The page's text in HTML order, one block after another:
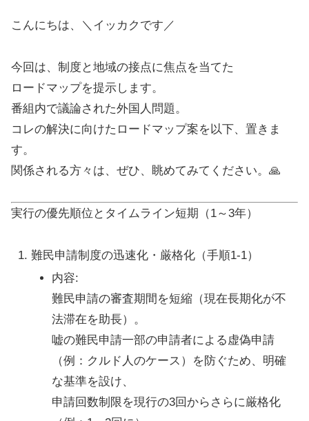
こんにちは、＼イッカクです／
今回は、制度と地域の接点に焦点を当てた
ロードマップを提示します。
番組内で議論された外国人問題。
コレの解決に向けたロードマップ案を以下、置きま
す。
関係される方々は、ぜひ、眺めてみてください。🙏
実行の優先順位とタイムライン短期（1～3年）
難民申請制度の迅速化・厳格化 （手順1-1）
内容:
難民申請の審査期間を短縮（現在長期化が不
法滞在を助長）。
嘘の難民申請一部の申請者による虚偽申請
（例：クルド人のケース）を防ぐため、明確
な基準を設け、
申請回数制限を現行の3回からさらに厳格化